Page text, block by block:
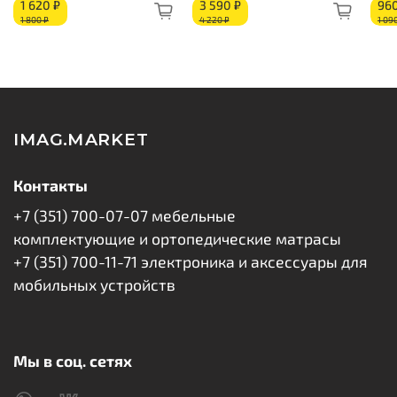
1 620 ₽
1 800 ₽
3 590 ₽
4 220 ₽ 1
IMAG.MARKET
Контакты
+7 (351) 700-07-07 мебельные
комплектующие и ортопедические матрасы
+7 (351) 700-11-71 электроника и аксессуары для
мобильных устройств
Мы в соц. сетях